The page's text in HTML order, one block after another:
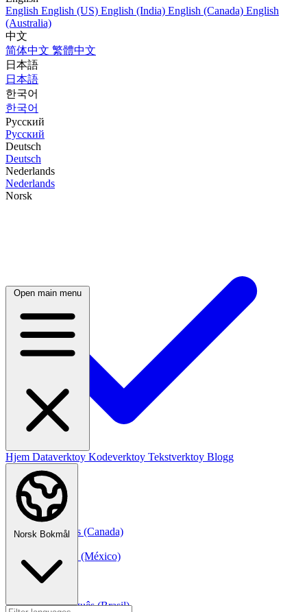
English English (US) English (India) English (Canada) English
(Australia)
中文
简体中文 繁體中文
日本語
日本語
한국어
한국어
Русский
Русский
Deutsch
Deutsch
Nederlands
Nederlands
Norsk
Norsk Bokmål
Français
FrançaisFrançais (Canada)
Español (México)
Italiano
Italiano
PortuguêsPortuguês (Brasil)
Open main menu
Hjem Dataverktoy Kodeverktoy Tekstverktoy Blogg
Norsk Bokmål